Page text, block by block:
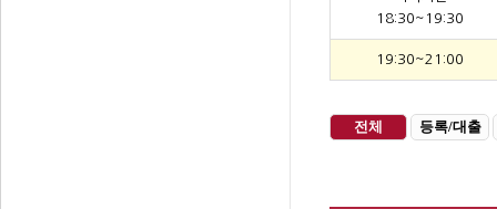
18:30~19:30
19:30~21:00
전체 등록/대출